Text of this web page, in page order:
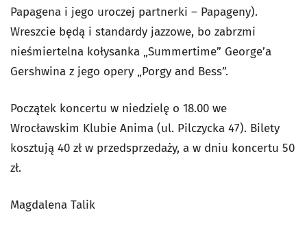
Papagena i jego uroczej partnerki – Papageny).
Wreszcie będą i standardy jazzowe, bo zabrzmi
nieśmiertelna kołysanka „Summertime” George’a
Gershwina z jego opery „Porgy and Bess”.
Początek koncertu w niedzielę o 18.00 we
Wrocławskim Klubie Anima (ul. Pilczycka 47). Bilety
kosztują 40 zł w przedsprzedaży, a w dniu koncertu 50
zł.
Magdalena Talik